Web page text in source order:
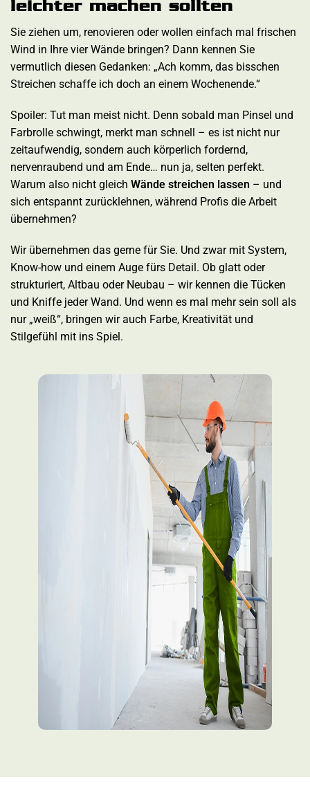
leichter machen sollten
Sie ziehen um, renovieren oder wollen einfach mal frischen
Wind in Ihre vier Wände bringen? Dann kennen Sie
vermutlich diesen Gedanken: „Ach komm, das bisschen
Streichen schaffe ich doch an einem Wochenende.“
Spoiler: Tut man meist nicht. Denn sobald man Pinsel und
Farbrolle schwingt, merkt man schnell – es ist nicht nur
zeitaufwendig, sondern auch körperlich fordernd,
nervenraubend und am Ende… nun ja, selten perfekt.
Warum also nicht gleich Wände streichen lassen – und
sich entspannt zurücklehnen, während Profis die Arbeit
übernehmen?
Wir übernehmen das gerne für Sie. Und zwar mit System,
Know-how und einem Auge fürs Detail. Ob glatt oder
strukturiert, Altbau oder Neubau – wir kennen die Tücken
und Kniffe jeder Wand. Und wenn es mal mehr sein soll als
nur „weiß“, bringen wir auch Farbe, Kreativität und
Stilgefühl mit ins Spiel.